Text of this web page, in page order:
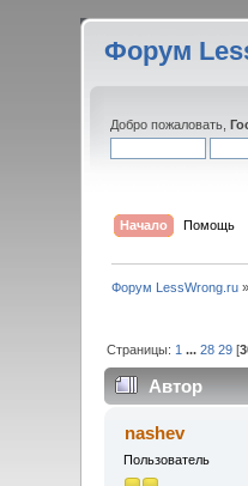
Форум
Добро пожаловать,
Начало Помощь
Форум LessWrong.ru »
Страницы: 1 ...28 29 [
Автор
nashev
Пользователь